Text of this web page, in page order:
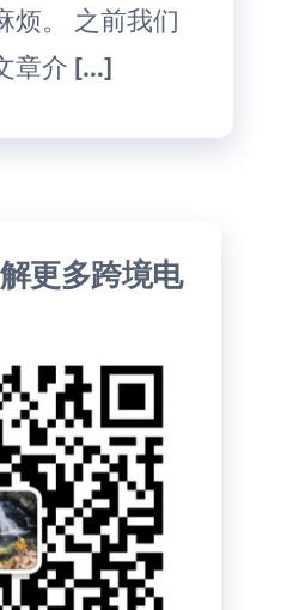
烦。 之前我们
章介 […]
更多跨境电